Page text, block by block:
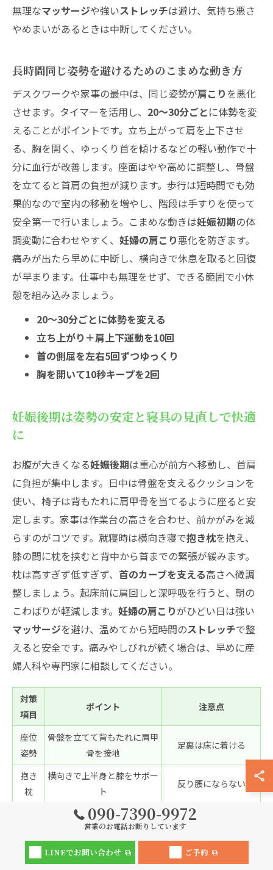
無理なマッサージや強いストレッチは避け、気持ち悪さ
やめまいがあるときは中断してください。
長時間同じ姿勢を避けるためのこまめな動き方
デスクワークや家事の最中は、同じ姿勢が肩こり を悪化
させます。タイマーを活用し、 20〜30分ごとに体勢を変
えることがポイントです。立ち上がって肩を上下させ
る、胸を開く、ゆっくり首を傾けるなどの軽い動作で十
分に血行が改善します。座面はやや高めに調整し、骨盤
を立てると首肩の負担が減ります。歩行は短時間でも効
果的なので室内の移動を増やし、階段は手すりを使って
安全第一で行いましょう。こまめな動きは妊娠初期の体
調変動に合わせやすく、 妊婦の肩こり悪化を防ぎます。
痛みが出たら早めに中断し、横向きで休息を取ると回復
が早まります。仕事中も無理をせず、できる範囲で小休
憩を組み込みましょう。
20〜30分ごとに体勢を変える
立ち上がり＋肩上下運動を10回
首の側屈を左右5回ずつゆっくり
胸を開いて10秒キープを2回
妊娠後期は姿勢の安定と寝具の見直しで快適
に
お腹が大きくなる妊娠後期は重心が前方へ移動し、首肩
に負担が集中します。日中は骨盤を支えるクッションを
使い、椅子は背もたれに肩甲骨を当てるように座ると安
定します。家事は作業台の高さを合わせ、前かがみを減
らすのがコツです。就寝時は横向き寝で抱き枕を抱え、
膝の間に枕を挟むと背中から首までの緊張が緩みます。
枕は高すぎず低すぎず、 首のカーブを支える高さへ微調
整しましょう。起床前に肩回しと深呼吸を行うと、朝の
こわばりが軽減します。 妊婦の肩こりがひどい日は強い
マッサージを避け、温めてから短時間のストレッチで整
えると安全です。痛みやしびれが続く場合は、早めに産
婦人科や専門家に相談してください。
対策
項目
ポイント 注意点
座位
姿勢
骨盤を立てて背もたれに肩甲
骨を接地
足裏は床に着ける
抱き
枕
横向きで上半身と膝をサポー
ト
反り腰にならない
首のカーブを支える中間高
高さの合わない重ね枕
高温長時間は避ける
090-7390-9972
営業のお電話お断りしています
LINEでお問い合わせ ご予約